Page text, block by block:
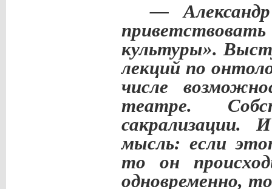
— Александр
культуры».
лекций по
числе
театре.
сакрализации.
мысль: если
то он
одновременно,